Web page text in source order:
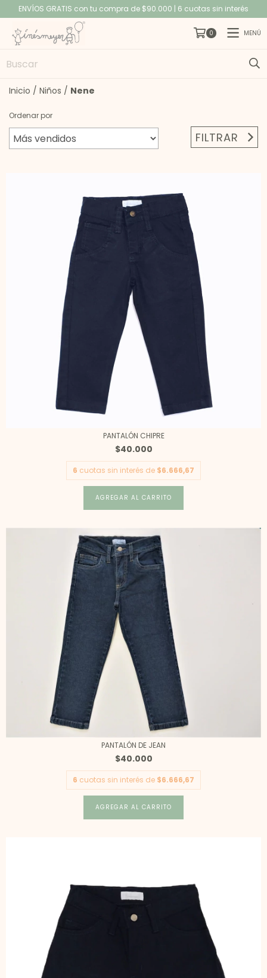
ENVÍOS GRATIS con tu compra de $90.000 | 6 cuotas sin interés
0 MENÚ
Inicio / Niños / Nene
Ordenar por
FILTRAR
PANTALÓN CHIPRE
$40.000
6 cuotas sin interés de $6.666,67
AGREGAR AL CARRITO
PANTALÓN DE JEAN
$40.000
6 cuotas sin interés de $6.666,67
AGREGAR AL CARRITO